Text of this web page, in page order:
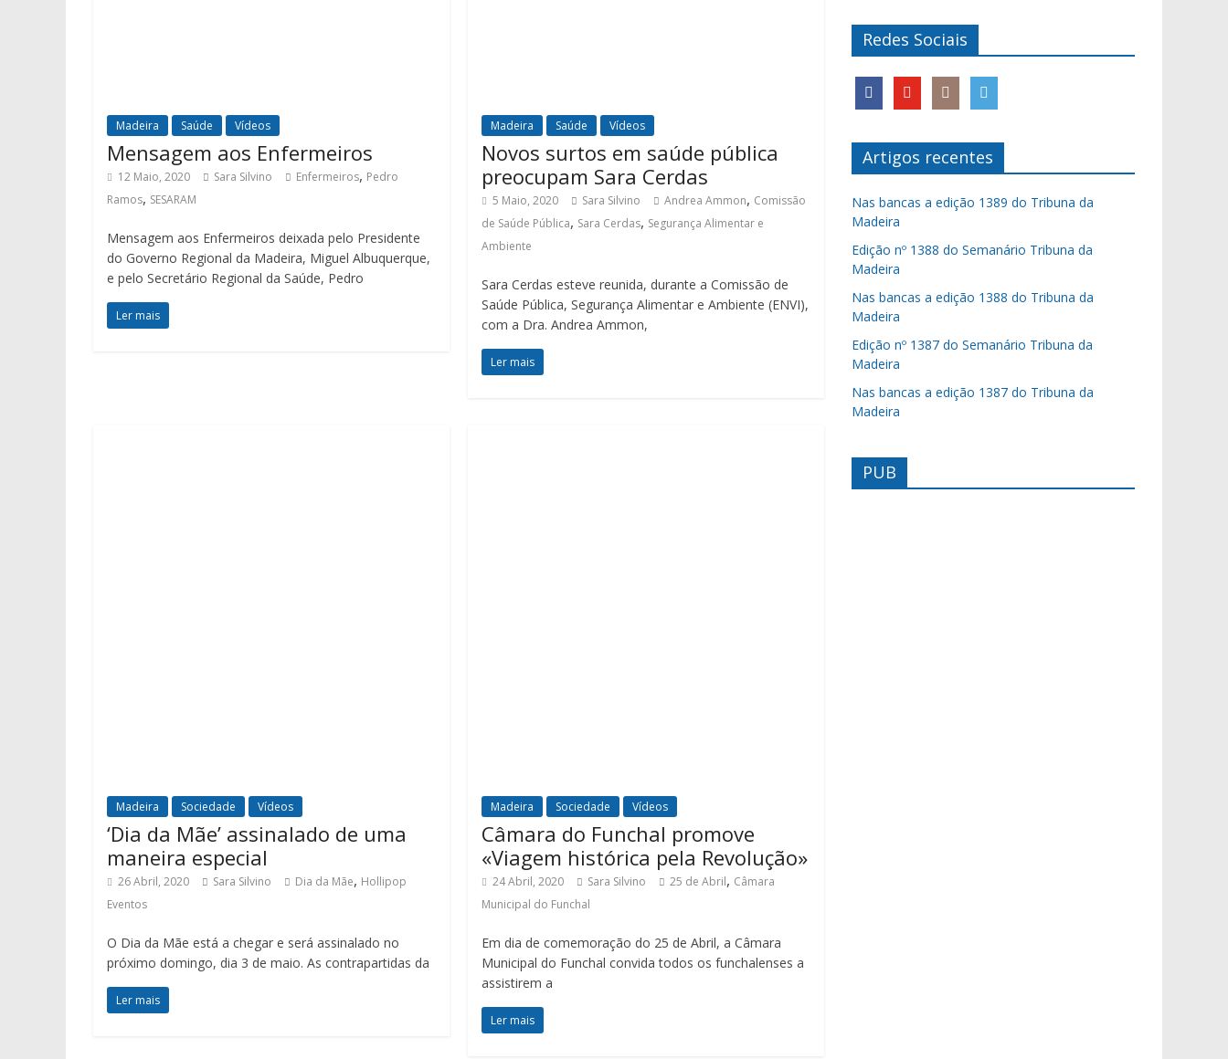
Madeira Saúde Vídeos
Mensagem aos Enfermeiros
12 Maio, 2020 Sara Silvino Enfermeiros, Pedro
Ramos, SESARAM
Mensagem aos Enfermeiros deixada pelo Presidente
do Governo Regional da Madeira, Miguel Albuquerque,
e pelo Secretário Regional da Saúde, Pedro
Ler mais
Madeira Saúde Vídeos
Novos surtos em saúde pública
preocupam Sara Cerdas
5 Maio, 2020 Sara Silvino Andrea Ammon, Comissão
de Saúde Pública, Sara Cerdas, Segurança Alimentar e
Ambiente
Sara Cerdas esteve reunida, durante a Comissão de
Saúde Pública, Segurança Alimentar e Ambiente (ENVI),
com a Dra. Andrea Ammon,
Ler mais
Madeira Sociedade Vídeos
‘Dia da Mãe’ assinalado de uma
maneira especial
26 Abril, 2020 Sara Silvino Dia da Mãe, Hollipop
Eventos
O Dia da Mãe está a chegar e será assinalado no
próximo domingo, dia 3 de maio. As contrapartidas da
Ler mais
Madeira Sociedade Vídeos
Câmara do Funchal promove
«Viagem histórica pela Revolução»
24 Abril, 2020 Sara Silvino 25 de Abril, Câmara
Municipal do Funchal
Em dia de comemoração do 25 de Abril, a Câmara
Municipal do Funchal convida todos os funchalenses a
assistirem a
Ler mais
Redes Sociais
Artigos recentes
Nas bancas a edição 1389 do Tribuna da
Madeira
Edição nº 1388 do Semanário Tribuna da
Madeira
Nas bancas a edição 1388 do Tribuna da
Madeira
Edição nº 1387 do Semanário Tribuna da
Madeira
Nas bancas a edição 1387 do Tribuna da
Madeira
PUB